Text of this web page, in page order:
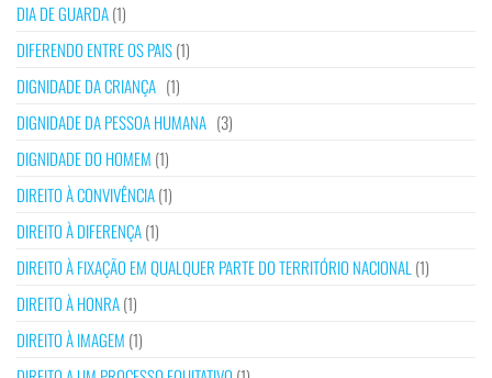
DIA DE GUARDA(1)
DIFERENDO ENTRE OS PAIS(1)
DIGNIDADE DA CRIANÇA (1)
DIGNIDADE DA PESSOA HUMANA (3)
DIGNIDADE DO HOMEM (1)
DIREITO À CONVIVÊNCIA(1)
DIREITO À DIFERENÇA(1)
DIREITO À FIXAÇÃO EM QUALQUER PARTE DO TERRITÓRIO NACIONAL (1)
DIREITO À HONRA(1)
DIREITO À IMAGEM (1)